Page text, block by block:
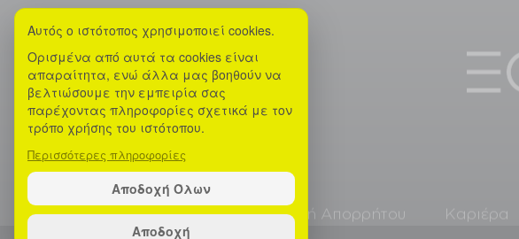
Όροι και προϋποθέσεις Πολιτική Απορρήτου Καριέρα
Αυτός ο ιστότοπος χρησιμοποιεί cookies.
Ορισμένα από αυτά τα cookies είναι
απαραίτητα, ενώ άλλα μας βοηθούν να
βελτιώσουμε την εμπειρία σας
παρέχοντας πληροφορίες σχετικά με τον
τρόπο χρήσης του ιστότοπου.
Περισσότερες πληροφορίες
Αποδοχή Όλων
Αποδοχή